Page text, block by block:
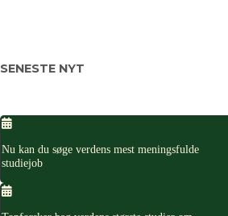
SENESTE NYT
Nu kan du søge verdens mest meningsfulde
studiejob